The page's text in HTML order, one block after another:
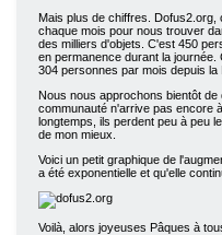
Mais plus de chiffres.
chaque mois pour nous trouver
des milliers d'objets. C'est 450
en permanence durant la
304 personnes par mois depuis
Nous nous approchons bientôt
communauté n'arrive pas encore
longtemps, ils perdent peu à peu
de mon mieux.
Voici un petit graphique de
a été exponentielle et qu'elle
Voilà, alors joyeuses Pâques à